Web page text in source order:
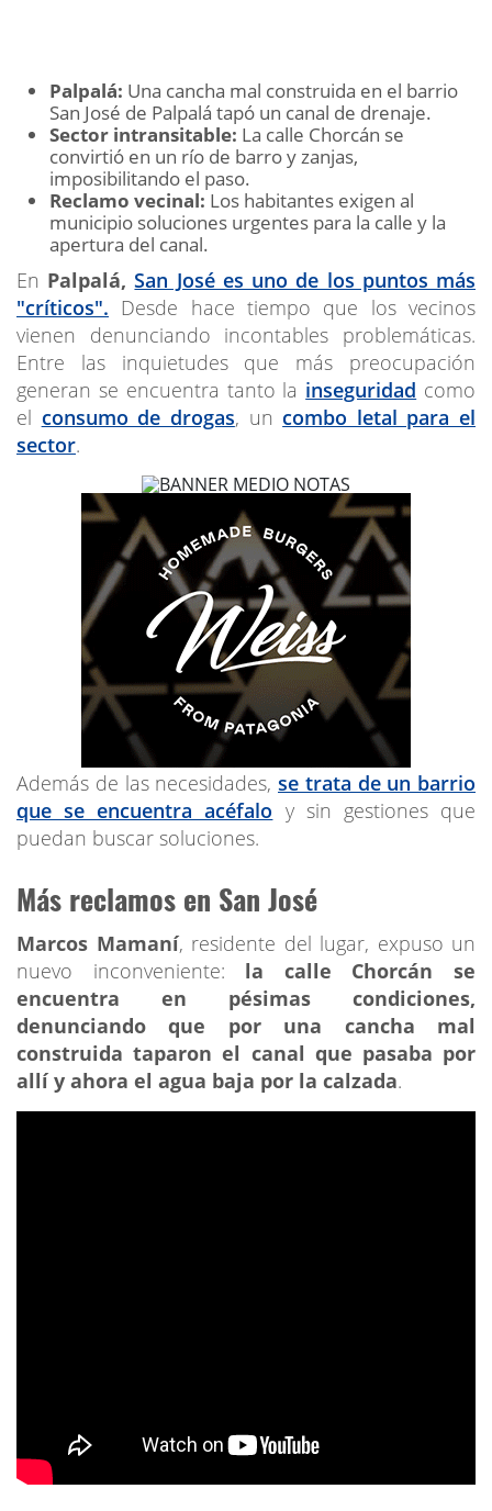
Palpalá: Una cancha mal construida en el barrio
San José de Palpalá tapó un canal de drenaje.
Sector intransitable: La calle Chorcán se
convirtió en un río de barro y zanjas,
imposibilitando el paso.
Reclamo vecinal: Los habitantes exigen al
municipio soluciones urgentes para la calle y la
apertura del canal.
En Palpalá,San José es uno de los puntos más
"críticos". Desde hace tiempo que los vecinos
vienen denunciando incontables problemáticas.
Entre las inquietudes que más preocupación
generan se encuentra tanto la inseguridad como
el consumo de drogas, un combo letal para el
sector.
Además de las necesidades, se trata de un barrio
que se encuentra acéfalo y sin gestiones que
puedan buscar soluciones.
Más reclamos en San José
Marcos Mamaní, residente del lugar, expuso un
nuevo inconveniente: la calle Chorcán se
encuentra en pésimas condiciones,
denunciando que por una cancha mal
construida taparon el canal que pasaba por
allí y ahora el agua baja por la calzada.